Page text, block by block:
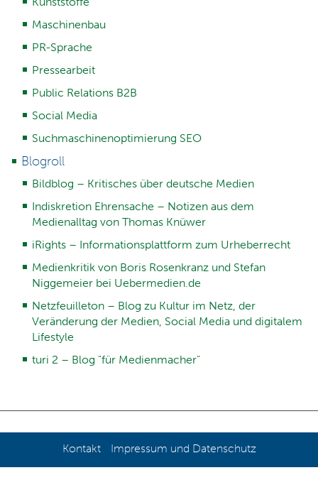
Maschinenbau
PR-Sprache
Pressearbeit
Public Relations B2B
Social Media
Suchmaschinenoptimierung SEO
Blogroll
Bildblog – Kritisches über deutsche Medien
Indiskretion Ehrensache – Notizen aus dem
Medienalltag von Thomas Knüwer
iRights – Informationsplattform zum Urheberrecht
Medienkritik von Boris Rosenkranz und Stefan
Niggemeier bei Uebermedien.de
Netzfeuilleton – Blog zu Kultur im Netz, der
Veränderung der Medien, Social Media und digitalem
Lifestyle
turi 2 – Blog "für Medienmacher"
Kontakt Impressum und Datenschutz